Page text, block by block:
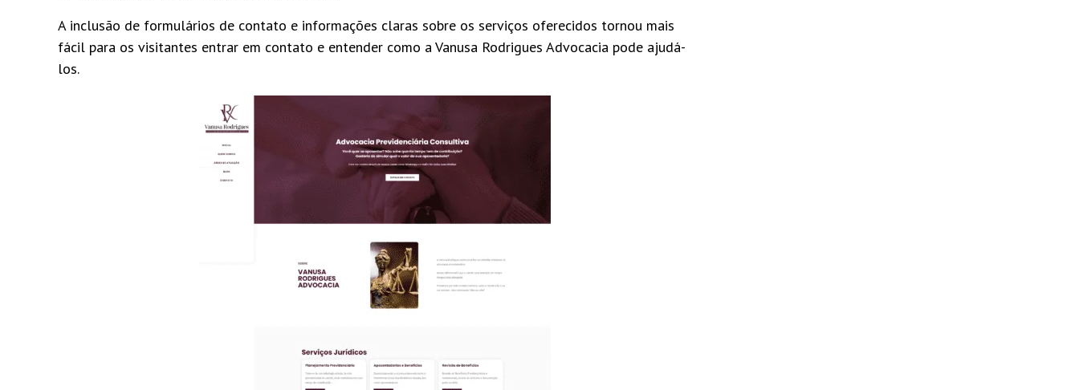
A inclusão de formulários de contato e informações claras sobre os serviços oferecidos tornou mais
fácil para os visitantes entrar em contato e entender como a Vanusa Rodrigues Advocacia pode ajudá-
los.